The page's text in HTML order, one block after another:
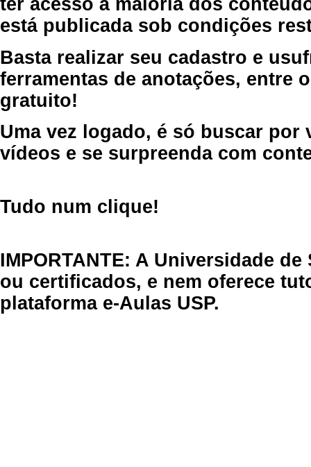
ter acesso à maioria dos
está publicada sob condições
Basta realizar seu cadastro e
ferramentas de anotações, entre
gratuito!
Uma vez logado, é só buscar por
vídeos e se surpreenda com
Tudo num clique!
IMPORTANTE: A Universidade
ou certificados, e nem oferece
plataforma e-Aulas USP.